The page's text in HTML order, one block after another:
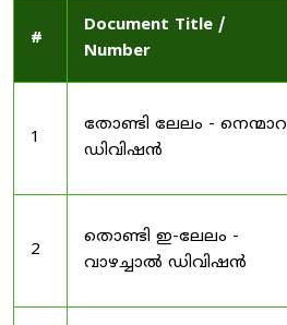
#
Document Title /
Number
1
തോണ്ടി ലേലം - നെന്മാറ
ഡിവിഷൻ
2
തൊണ്ടി ഇ-ലേലം -
വാഴച്ചാൽ ഡിവിഷൻ